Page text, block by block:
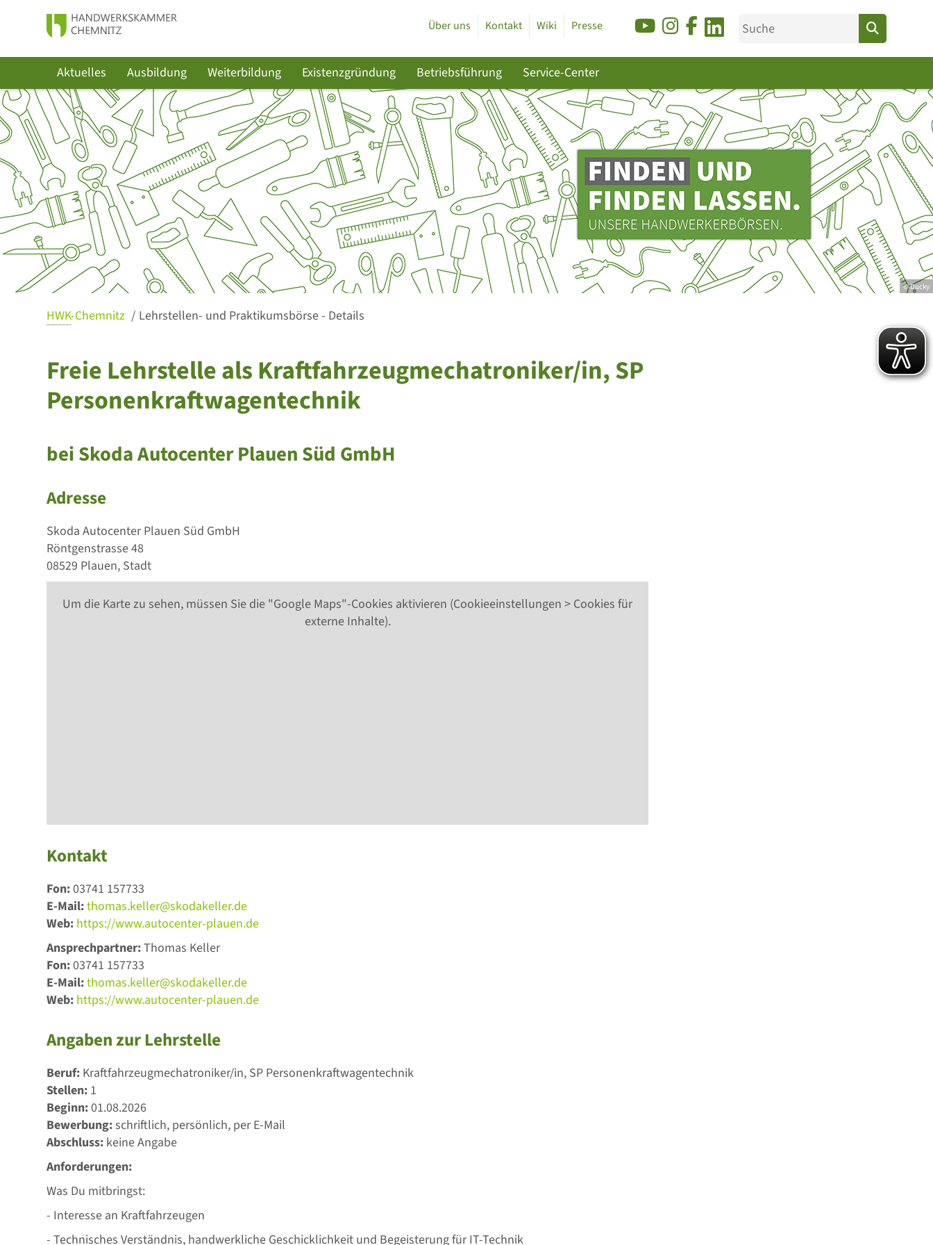
Über uns Kontakt Wiki Presse
Aktuelles Ausbildung Weiterbildung Existenzgründung Betriebsführung Service-Center
© Ducky
HWK-Chemnitz Lehrstellen- und Praktikumsbörse - Details
Freie Lehrstelle als Kraftfahrzeugmechatroniker/in, SP
Personenkraftwagentechnik
bei Skoda Autocenter Plauen Süd GmbH
Adresse
Skoda Autocenter Plauen Süd GmbH
Röntgenstrasse 48
08529 Plauen, Stadt
Um die Karte zu sehen, müssen Sie die "Google Maps"-Cookies aktivieren (Cookieeinstellungen > Cookies für
externe Inhalte).
Kontakt
Fon:03741 157733
E-Mail:thomas.keller@skodakeller.de
Web: https://www.autocenter-plauen.de
Ansprechpartner:Thomas Keller
Fon:03741 157733
E-Mail:thomas.keller@skodakeller.de
Web: https://www.autocenter-plauen.de
Angaben zur Lehrstelle
Beruf: Kraftfahrzeugmechatroniker/in, SP Personenkraftwagentechnik
Stellen: 1
Beginn:01.08.2026
Bewerbung:schriftlich, persönlich, per E-Mail
Abschluss: keine Angabe
Anforderungen:
Was Du mitbringst:
- Interesse an Kraftfahrzeugen
- Technisches Verständnis, handwerkliche Geschicklichkeit und Begeisterung für IT-Technik